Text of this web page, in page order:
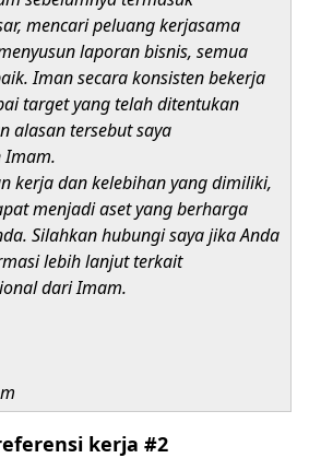
mencari peluang kerjasama
laporan bisnis, semua
Iman secara konsisten bekerja
target yang telah ditentukan
alasan tersebut saya
Imam.
kerja dan kelebihan yang dimiliki,
menjadi aset yang berharga
Silahkan hubungi saya jika Anda
lebih lanjut terkait
dari Imam.
kerja #2